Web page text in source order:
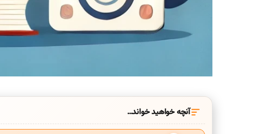
آنچه خواهید خواند…